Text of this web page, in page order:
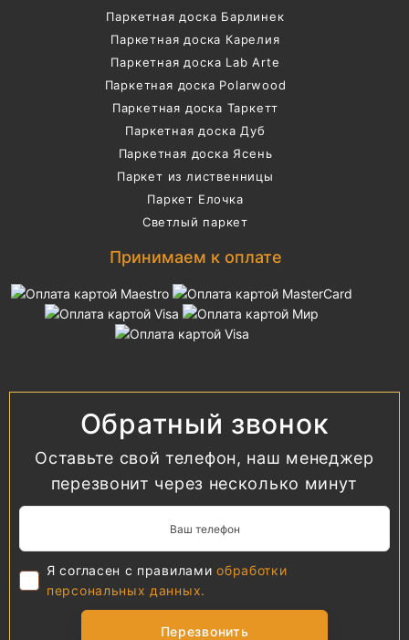
Паркетная доска Барлинек
Паркетная доска Карелия
Паркетная доска Lab Arte
Паркетная доска Polarwood
Паркетная доска Таркетт
Паркетная доска Дуб
Паркетная доска Ясень
Паркет из лиственницы
Паркет Елочка
Светлый паркет
Принимаем к оплате
Обратный звонок
Оставьте свой телефон, наш менеджер
перезвонит через несколько минут
Я согласен с правиламиобработки
персональных данных.
Перезвонить